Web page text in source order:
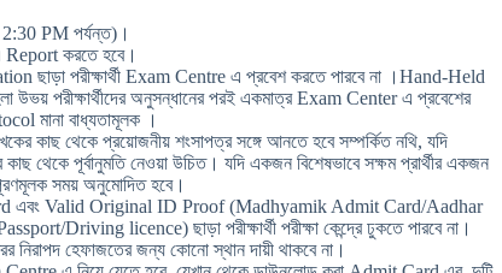
PM পর্যন্ত)।
Report করতে হবে।
পরীক্ষার্থী Exam Centre এ প্রবেশ করতে পারবে না ।Hand-Held
পরীক্ষার্থীদের অনুসন্ধানের পরই একমাত্র Exam Center এ প্রবেশের
মানা বাধ্যতামূলক ।
কাছ থেকে প্রয়োজনীয় শংসাপত্র সঙ্গে আনতে হবে সম্পর্কিত নথি, যদি
থেকে পূর্বানুমতি নেওয়া উচিত। যদি একজন বিশেষভাবে সক্ষম প্রার্থীর একজন
সময় অনুমোদিত হবে।
এবং Valid Original ID Proof (Madhyamik Admit Card/Aadhar
Driving licence) ছাড়া পরীক্ষার্থী পরীক্ষা কেন্দ্রে ঢুকতে পারবে না।
নিরাপদ হেফাজতের জন্য কোনো স্থান দায়ী থাকবে না।